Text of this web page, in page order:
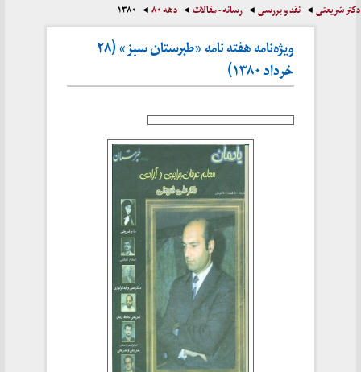
دکتر شریعتی نقد و بررسی رسانه - مقالات دهه ۸۰ ۱۳۸۰
ویژه‌نامه هفته نامه «طبرستان سبز» (۲۸
خرداد ۱۳۸۰)